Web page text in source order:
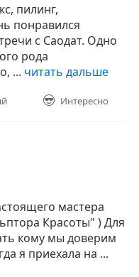
пилинг,
понравился
с Саодат. Одно
рода
... читать дальше
Интересно
мастера
Красоты" ) Для
кому мы доверим
я приехала на ...